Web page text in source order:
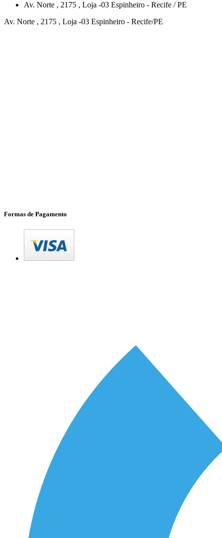
Av. Norte , 2175 , Loja -03 Espinheiro - Recife /PE
Av. Norte , 2175 , Loja -03 Espinheiro - Recife/PE
Formas de Pagamento